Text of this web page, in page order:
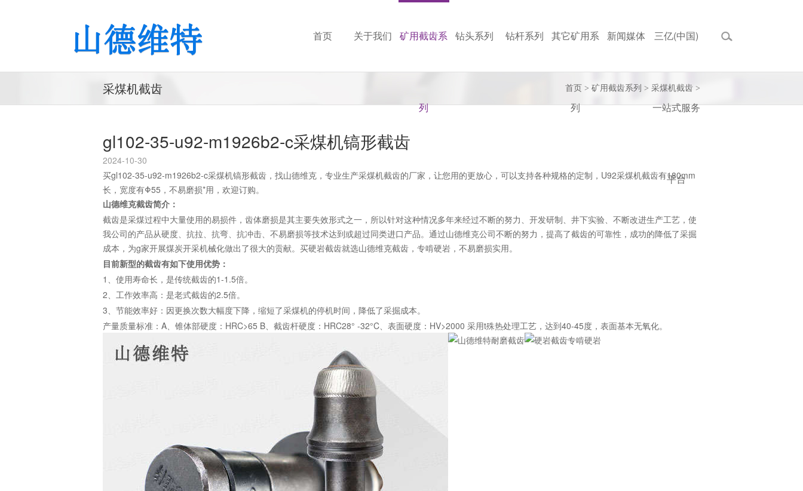
首页 关于我们 矿用截齿系
列
钻头系列 钻杆系列 其它矿用系
列
新闻媒体 三亿(中国)
一站式服务
平台
采煤机截齿 首页 > 矿用截齿系列 > 采煤机截齿 >
gl102-35-u92-m1926b2-c采煤机镐形截齿
2024-10-30
买gl102-35-u92-m1926b2-c采煤机镐形截齿，找山德维克，专业生产采煤机截齿的厂家，让您用的更放心，可以支持各种规格的定制，U92采煤机截齿有180mm
长，宽度有Φ55，不易磨损*用，欢迎订购。
山德维克截齿简介：
截齿是采煤过程中大量使用的易损件，齿体磨损是其主要失效形式之一，所以针对这种情况多年来经过不断的努力、开发研制、井下实验、不断改进生产工艺，使
我公司的产品从硬度、抗拉、抗弯、抗冲击、不易磨损等技术达到或超过同类进口产品。通过山德维克公司不断的努力，提高了截齿的可靠性，成功的降低了采掘
成本，为g家开展煤炭开采机械化做出了很大的贡献。买硬岩截齿就选山德维克截齿，专啃硬岩，不易磨损实用。
目前新型的截齿有如下使用优势：
1、使用寿命长，是传统截齿的1-1.5倍。
2、工作效率高：是老式截齿的2.5倍。
3、节能效率好：因更换次数大幅度下降，缩短了采煤机的停机时间，降低了采掘成本。
产量质量标准：A、锥体部硬度：HRC>65 B、截齿杆硬度：HRC28° -32°C、表面硬度：HV>2000 采用t殊热处理工艺，达到40-45度，表面基本无氧化。